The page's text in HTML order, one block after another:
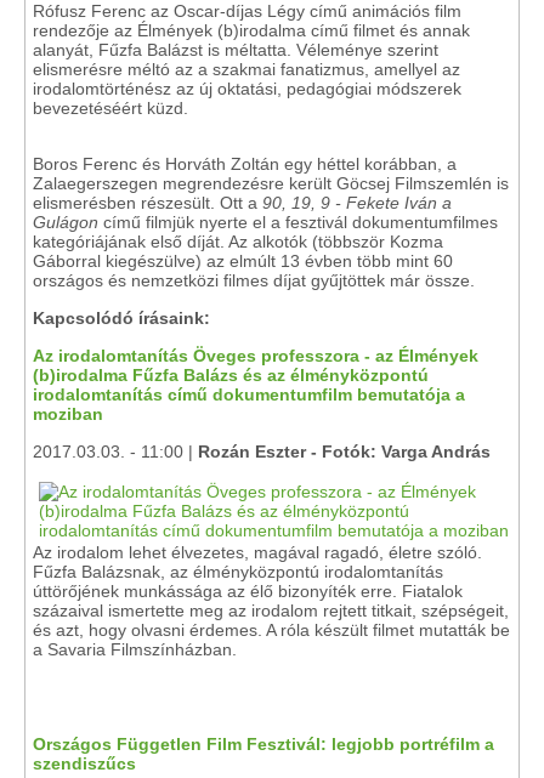
Rófusz Ferenc az Oscar-díjas Légy című animációs film
rendezője az Élmények (b)irodalma című filmet és annak
alanyát, Fűzfa Balázst is méltatta. Véleménye szerint
elismerésre méltó az a szakmai fanatizmus, amellyel az
irodalomtörténész az új oktatási, pedagógiai módszerek
bevezetéséért küzd.
Boros Ferenc és Horváth Zoltán egy héttel korábban, a
Zalaegerszegen megrendezésre került Göcsej Filmszemlén is
elismerésben részesült. Ott a 90, 19, 9 - Fekete Iván a
Gulágon című filmjük nyerte el a fesztivál dokumentumfilmes
kategóriájának első díját. Az alkotók (többször Kozma
Gáborral kiegészülve) az elmúlt 13 évben több mint 60
országos és nemzetközi filmes díjat gyűjtöttek már össze.
Kapcsolódó írásaink:
Az irodalomtanítás Öveges professzora - az Élmények
(b)irodalma Fűzfa Balázs és az élményközpontú
irodalomtanítás című dokumentumfilm bemutatója a
moziban
2017.03.03. - 11:00 | Rozán Eszter - Fotók: Varga András
Az irodalom lehet élvezetes, magával ragadó, életre szóló.
Fűzfa Balázsnak, az élményközpontú irodalomtanítás
úttörőjének munkássága az élő bizonyíték erre. Fiatalok
százaival ismertette meg az irodalom rejtett titkait, szépségeit,
és azt, hogy olvasni érdemes. A róla készült filmet mutatták be
a Savaria Filmszínházban.
Országos Független Film Fesztivál: legjobb portréfilm a
szendiszűcs